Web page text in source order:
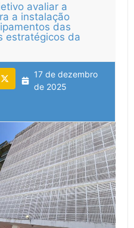
avaliar a
a instalação
das
estratégicos da
17 de dezembro
de 2025